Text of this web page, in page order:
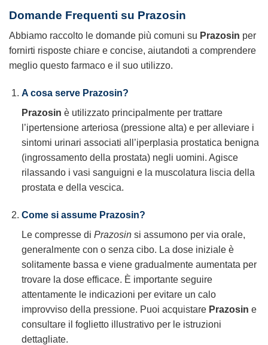
Domande Frequenti su Prazosin
Abbiamo raccolto le domande più comuni su Prazosin per
fornirti risposte chiare e concise, aiutandoti a comprendere
meglio questo farmaco e il suo utilizzo.
A cosa serve Prazosin?
Prazosin è utilizzato principalmente per trattare
l’ipertensione arteriosa (pressione alta) e per alleviare i
sintomi urinari associati all’iperplasia prostatica benigna
(ingrossamento della prostata) negli uomini. Agisce
rilassando i vasi sanguigni e la muscolatura liscia della
prostata e della vescica.
Come si assume Prazosin?
Le compresse di Prazosinsi assumono per via orale,
generalmente con o senza cibo. La dose iniziale è
solitamente bassa e viene gradualmente aumentata per
trovare la dose efficace. È importante seguire
attentamente le indicazioni per evitare un calo
improvviso della pressione. Puoi acquistare Prazosin e
consultare il foglietto illustrativo per le istruzioni
dettagliate.